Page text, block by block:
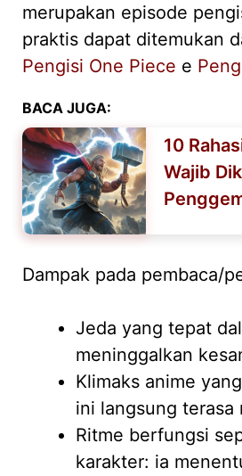
merupakan episode
praktis dapat ditemukan
Pengisi One Piece e
BACA JUGA:
10
Wajib
Dampak pada pembaca/
Jeda yang tepat
meninggalkan
Klimaks anime
ini langsung terasa
Ritme berfungsi
karakter: ia